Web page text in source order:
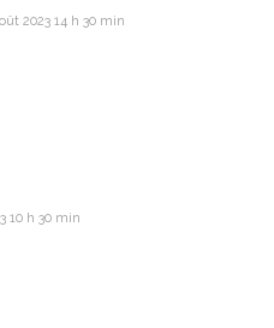
2023 14 h 30 min
10 h 30 min